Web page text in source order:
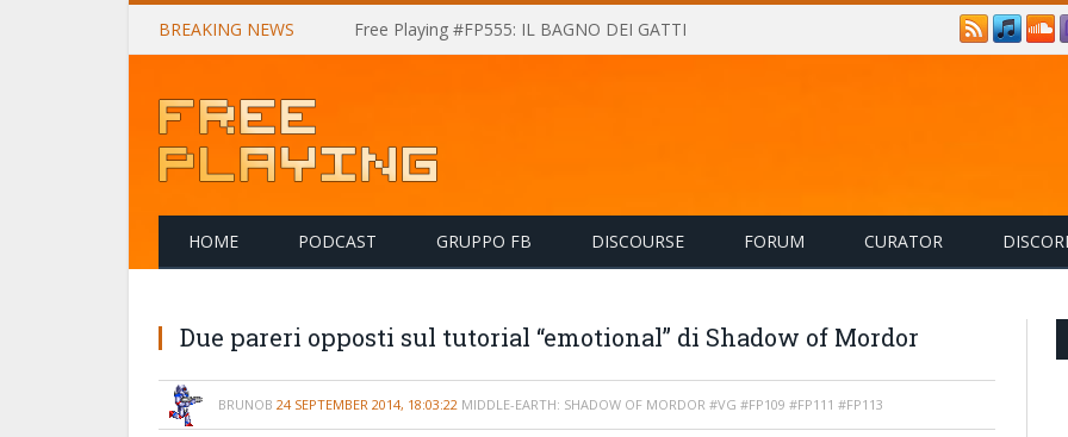
BREAKING NEWS Free Playing #FP555: IL BAGNO DEI GATTI
HOME PODCAST GRUPPO FB DISCOURSE FORUM CURATOR
Due pareri opposti sul tutorial “emotional” di Shadow of Mordor
BRUNOB 24 SEPTEMBER 2014, 18:03:22 MIDDLE-EARTH: SHADOW OF MORDOR #VG #FP109 #FP111 #FP113